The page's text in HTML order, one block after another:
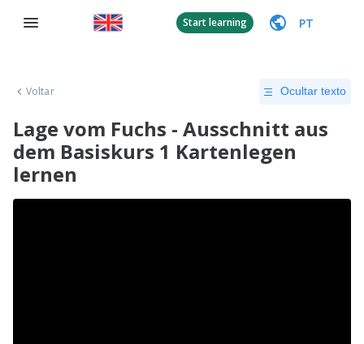
Start learning PT
Voltar Ocultar texto
Lage vom Fuchs - Ausschnitt aus
dem Basiskurs 1 Kartenlegen
lernen